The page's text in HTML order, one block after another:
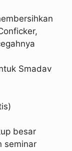
Smadav
besar
seminar